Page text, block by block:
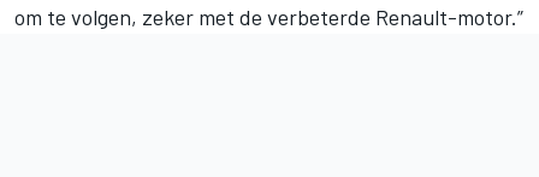
om te volgen, zeker met de verbeterde Renault-motor.”